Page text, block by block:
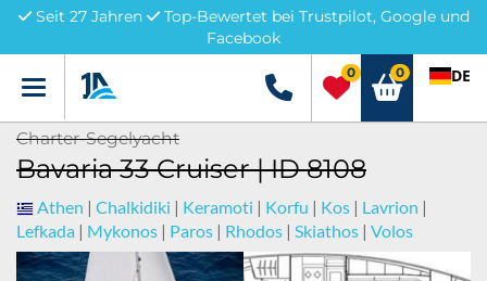
Seit 27 Jahren
Top-Bewertet bei Trustpilot, Google und
Facebook
Menü +49 5741 3222690
0 0 DE
Charter-Segelyacht
Bavaria 33 Cruiser | ID 8108
Athen | Chalkidiki | Keramoti | Korfu | Kos | Lavrion |
Lefkada | Mykonos | Paros | Rhodos | Skiathos | Volos